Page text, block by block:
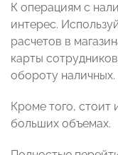
К операциям с
интерес.
расчетов в
карты
обороту наличных.
Кроме того, стоит
больших объемах.